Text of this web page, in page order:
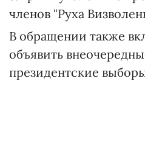
членов "Руха
В обращении также
объявить
президентские